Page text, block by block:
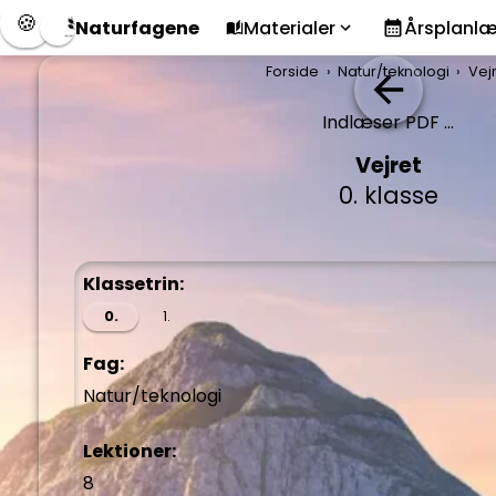
Naturfagene Materialer
Forside Natur/teknologi
Indlæser PDF ...
Vejret
0. klasse
Klassetrin:
0. 1.
Fag:
Natur/teknologi
Lektioner:
8
🍪